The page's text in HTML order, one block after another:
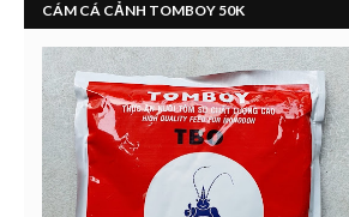
CÁM CÁ CẢNH TOMBOY 50K